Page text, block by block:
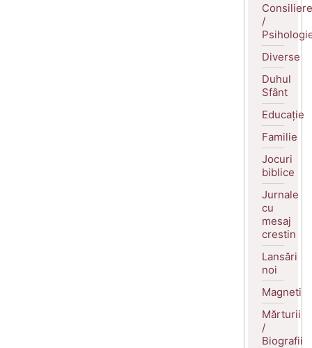
Consiliere
/
Diverse
Duhul
Sfânt
Educație
Familie
Jocuri
biblice
Jurnale
cu
mesaj
crestin
Lansări
noi
Magneti
Mărturii
/
Biografii